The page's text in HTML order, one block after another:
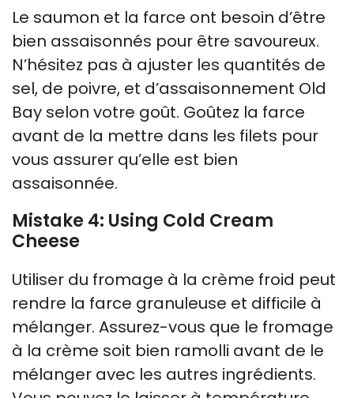
Le saumon et la farce ont besoin d’être
bien assaisonnés pour être savoureux.
N’hésitez pas à ajuster les quantités de
sel, de poivre, et d’assaisonnement Old
Bay selon votre goût. Goûtez la farce
avant de la mettre dans les filets pour
vous assurer qu’elle est bien
assaisonnée.
Mistake 4: Using Cold Cream
Cheese
Utiliser du fromage à la crème froid peut
rendre la farce granuleuse et difficile à
mélanger. Assurez-vous que le fromage
à la crème soit bien ramolli avant de le
mélanger avec les autres ingrédients.